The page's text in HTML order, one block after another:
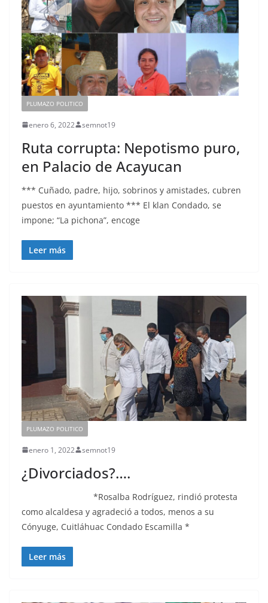
PLUMAZO POLITICO
enero 6, 2022 semnot19
Ruta corrupta: Nepotismo puro,
en Palacio de Acayucan
*** Cuñado, padre, hijo, sobrinos y amistades, cubren
puestos en ayuntamiento *** El klan Condado, se
impone; “La pichona”, encoge
Leer más
PLUMAZO POLITICO
enero 1, 2022 semnot19
¿Divorciados?….
*Rosalba Rodríguez, rindió protesta
como alcaldesa y agradeció a todos, menos a su
Cónyuge, Cuitláhuac Condado Escamilla *
Leer más